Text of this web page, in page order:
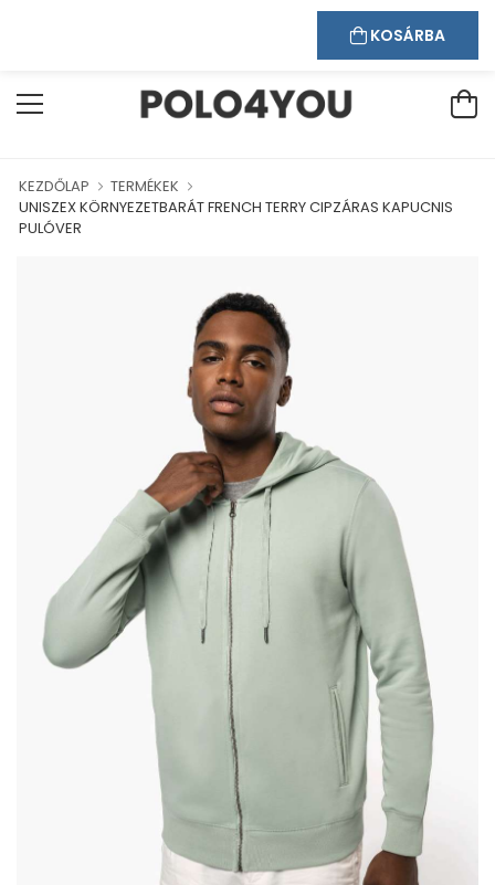
Bejelentkezés Regisztráció
KEZDŐLAP
TERMÉKEK
UNISZEX KÖRNYEZETBARÁT FRENCH TERRY CIPZÁRAS KAPUCNIS
PULÓVER
KOSÁRBA